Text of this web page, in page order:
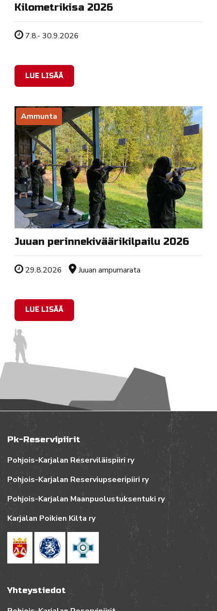
Kilometrikisa 2026
Tapahtuman ajankohta
7.8.- 30.9.2026
LUE LISÄÄ
Ammunta
Juuan perinnekiväärikilpailu 2026
Tapahtuman ajankohta
29.8.2026 Sijainti
Juuan ampumarata
LUE LISÄÄ
Pk-Reservipiirit
Pohjois-Karjalan Reserviläispiiri ry
Pohjois-Karjalan Reserviupseeripiiri ry
Pohjois-Karjalan Maanpuolustuksentuki ry
Karjalan Poikien Kilta ry
Yhteystiedot